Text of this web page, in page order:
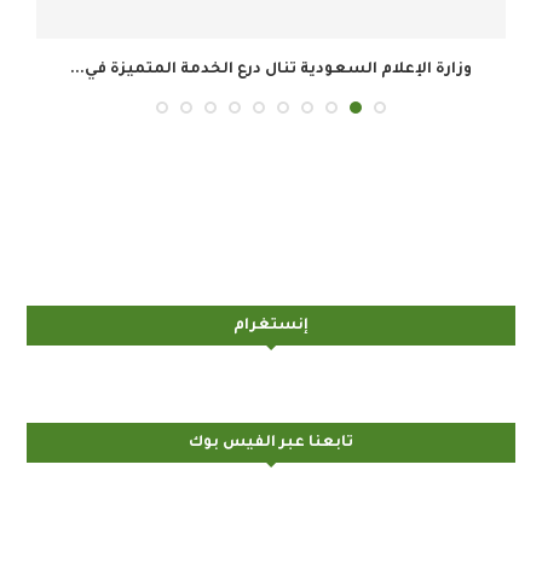
وزارة الإعلام السعودية تنال درع الخدمة المتميزة في...
إنستغرام
تابعنا عبر الفيس بوك